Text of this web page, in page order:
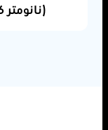
معالج Snapdragon@ 680 (6 نانومتر)